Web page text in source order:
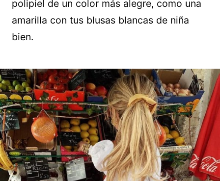
polipiel de un color más alegre, como una
amarilla con tus blusas blancas de niña
bien.